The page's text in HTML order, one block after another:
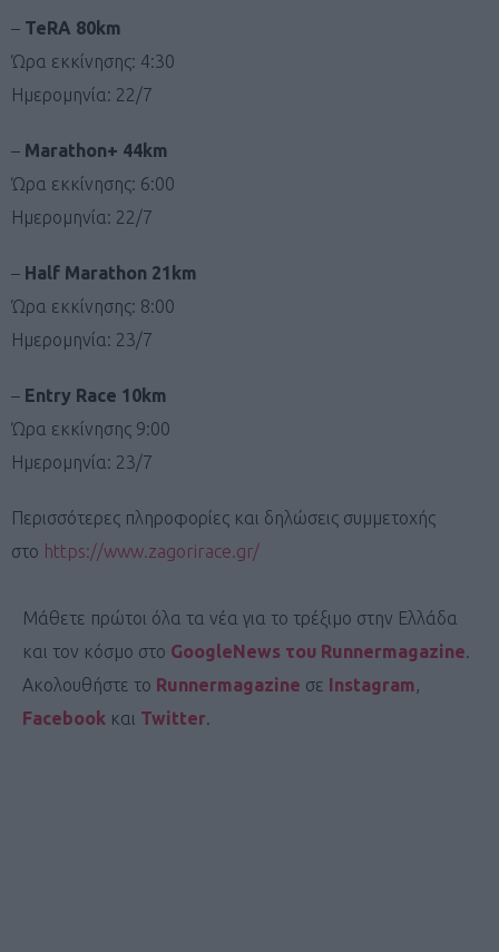
– TeRA 80km
Ώρα εκκίνησης: 4:30
Ημερομηνία: 22/7
– Marathon+ 44km
Ώρα εκκίνησης: 6:00
Ημερομηνία: 22/7
– Half Marathon 21km
Ώρα εκκίνησης: 8:00
Ημερομηνία: 23/7
– Entry Race 10km
Ώρα εκκίνησης 9:00
Ημερομηνία: 23/7
Περισσότερες πληροφορίες και δηλώσεις συμμετοχής
στο https://www.zagorirace.gr/
Μάθετε πρώτοι όλα τα νέα για το τρέξιμο στην Ελλάδα
και τον κόσμο στο GoogleNews του Runnermagazine.
Ακολουθήστε το Runnermagazine σε Instagram,
Facebook και Twitter.